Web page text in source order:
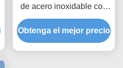
de acero inoxidable con
bucle infinito pulido
Escultura de fuente a
gran escala
Obtenga el mejor precio